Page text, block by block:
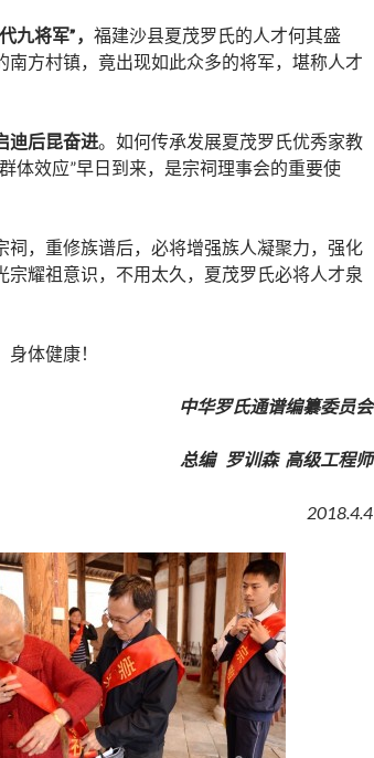
九将军”， 福建沙县夏茂罗氏的人才何其盛
南方村镇，竟出现如此众多的将军，堪称人才
迪后昆奋进。如何传承发展夏茂罗氏优秀家教
体效应”早日到来，是宗祠理事会的重要使
祠，重修族谱后，必将增强族人凝聚力，强化
宗耀祖意识，不用太久，夏茂罗氏必将人才泉
体健康！
中华罗氏通谱编纂委员会
总编 罗训森 高级工程师
2018.4.4